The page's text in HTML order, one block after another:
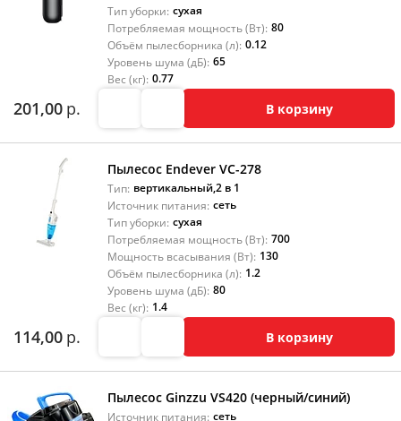
Тип уборки: сухая
Потребляемая мощность (Вт): 80
Объём пылесборника (л): 0.12
Уровень шума (дБ): 65
Вес (кг): 0.77
201,00 р. В корзину
Пылесос Endever VC-278
Тип: вертикальный,2 в 1
Источник питания: сеть
Тип уборки: сухая
Потребляемая мощность (Вт): 700
Мощность всасывания (Вт): 130
Объём пылесборника (л): 1.2
Уровень шума (дБ): 80
Вес (кг): 1.4
114,00 р. В корзину
Пылесос Ginzzu VS420 (черный/синий)
Источник питания: сеть